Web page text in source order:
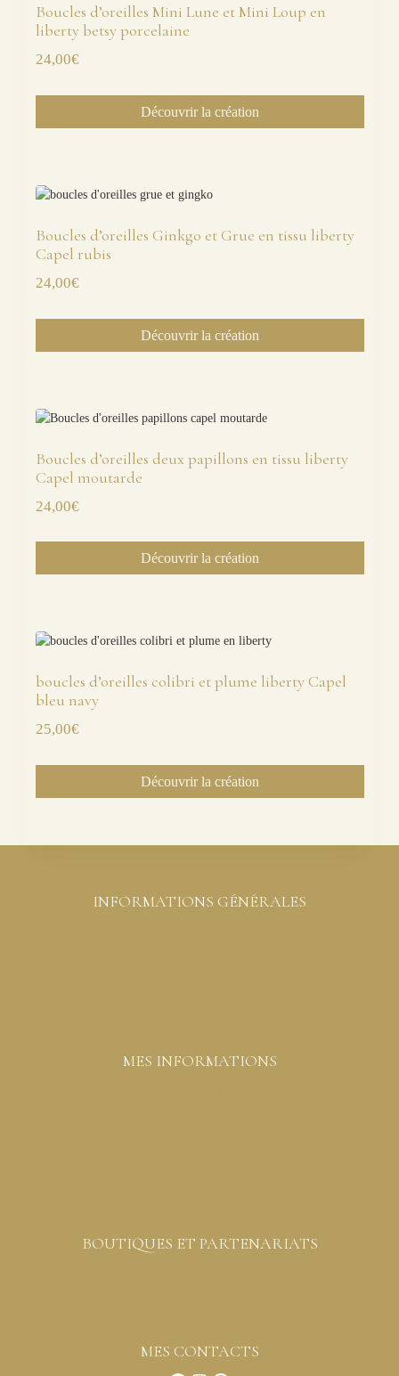
Boucles d’oreilles Mini Lune et Mini Loup en
liberty betsy porcelaine
24,00€
Découvrir la création
Boucles d’oreilles Ginkgo et Grue en tissu liberty
Capel rubis
24,00€
Découvrir la création
Boucles d’oreilles deux papillons en tissu liberty
Capel moutarde
24,00€
Découvrir la création
boucles d’oreilles colibri et plume liberty Capel
bleu navy
25,00€
Découvrir la création
INFORMATIONS GÉNÉRALES
MES INFORMATIONS
BOUTIQUES ET PARTENARIATS
MES CONTACTS